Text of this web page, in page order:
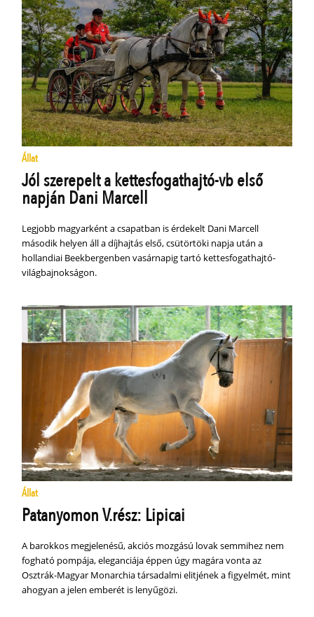
Állat
Jól szerepelt a kettesfogathajtó-vb első
napján Dani Marcell
Legjobb magyarként a csapatban is érdekelt Dani Marcell
második helyen áll a díjhajtás első, csütörtöki napja után a
hollandiai Beekbergenben vasárnapig tartó kettesfogathajtó-
világbajnokságon.
Állat
Patanyomon V.rész: Lipicai
A barokkos megjelenésű, akciós mozgású lovak semmihez nem
fogható pompája, eleganciája éppen úgy magára vonta az
Osztrák-Magyar Monarchia társadalmi elitjének a figyelmét, mint
ahogyan a jelen emberét is lenyűgözi.